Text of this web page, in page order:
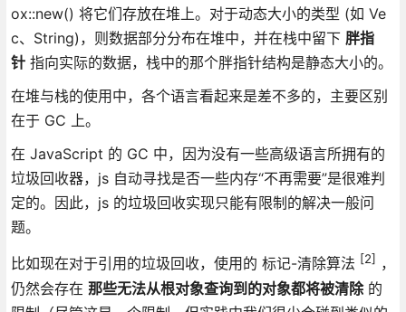
ox::new() 将它们存放在堆上。对于动态大小的类型 (如 Ve
c、String)，则数据部分分布在堆中，并在栈中留下 胖指
针指向实际的数据，栈中的那个胖指针结构是静态大小的。
在堆与栈的使用中，各个语言看起来是差不多的，主要区别
在于 GC 上。
在 JavaScript 的 GC 中，因为没有一些高级语言所拥有的
垃圾回收器，js 自动寻找是否一些内存“不再需要”是很难判
定的。因此，js 的垃圾回收实现只能有限制的解决一般问
题。
比如现在对于引用的垃圾回收，使用的 标记-清除算法 [2]
，
仍然会存在 那些无法从根对象查询到的对象都将被清除的